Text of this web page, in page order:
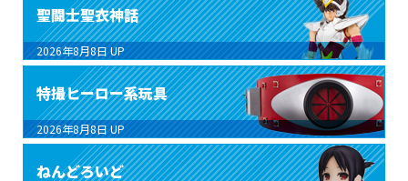
聖闘士聖衣神話
2026年8月8日 UP
特撮ヒーロー系玩具
2026年8月8日 UP
ねんどろいど